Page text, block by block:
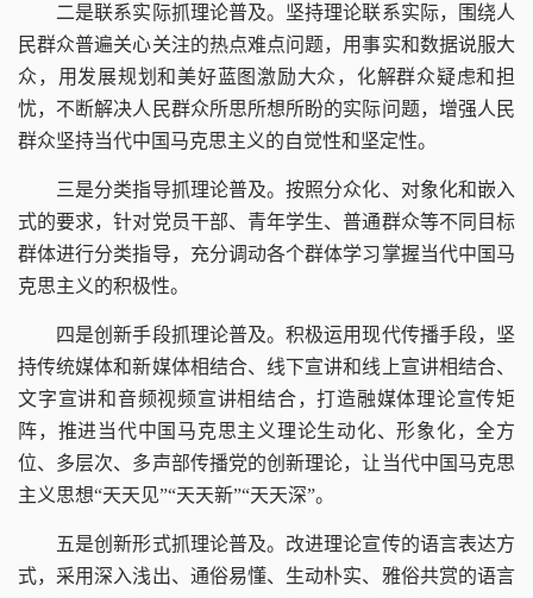
二是联系实际抓理论普及。 坚持理论联系实际，围绕人
民群众普遍关心关注的热点难点问题，用事实和数据说服大
众，用发展规划和美好蓝图激励大众，化解群众疑虑和担
忧，不断解决人民群众所思所想所盼的实际问题，增强人民
群众坚持当代中国马克思主义的自觉性和坚定性。
三是分类指导抓理论普及。按照分众化、对象化和嵌入
式的要求，针对党员干部、青年学生、普通群众等不同目标
群体进行分类指导，充分调动各个群体学习掌握当代中国马
克思主义的积极性。
四是创新手段抓理论普及。积极运用现代传播手段，坚
持传统媒体和新媒体相结合、线下宣讲和线上宣讲相结合、
文字宣讲和音频视频宣讲相结合，打造融媒体理论宣传矩
阵，推进当代中国马克思主义理论生动化、形象化，全方
位、多层次、多声部传播党的创新理论，让当代中国马克思
主义思想“天天见”“天天新”“天天深”。
五是创新形式抓理论普及。 改进理论宣传的语言表达方
式，采用深入浅出、通俗易懂、生动朴实、雅俗共赏的语言